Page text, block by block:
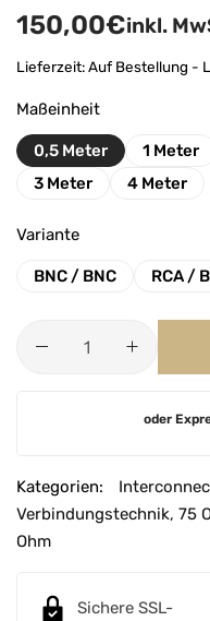
150,00€inkl.
Lieferzeit:Auf Bestellung -
Maßeinheit
0,5 Meter 1 Meter
3 Meter
4 Meter
Variante
BNC / BNC RCA /
e
r
n
oder
Kategorien:
Verbindungstechnik, 75
Ohm
Sichere SSL-